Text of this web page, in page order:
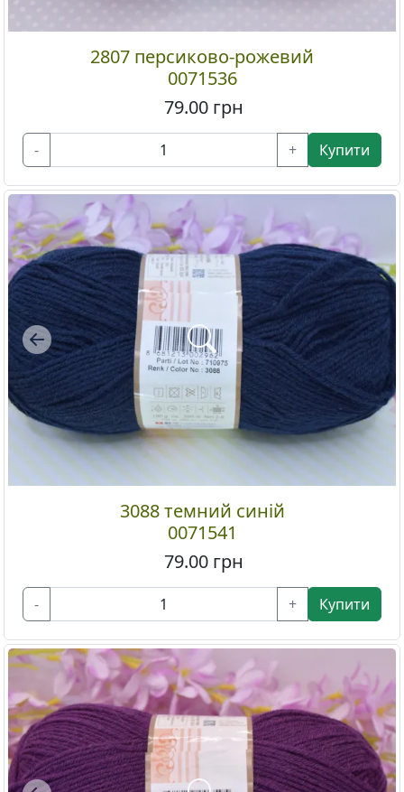
2807 персиково-рожевий
0071536
79.00 грн
- + Купити
Previous
3088 темний синій
0071541
79.00 грн
- + Купити